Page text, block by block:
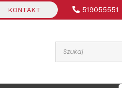
KONTAKT 519055551
Wyszukiwarka